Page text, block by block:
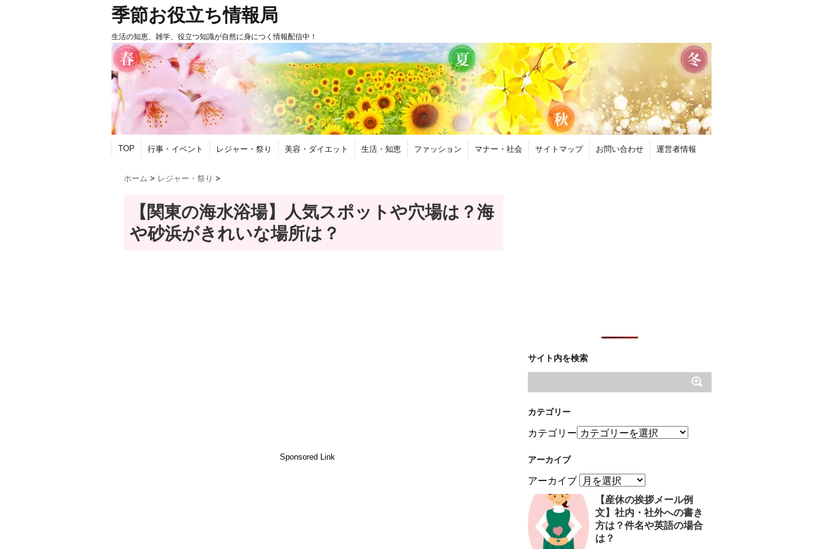
季節お役立ち情報局
生活の知恵、雑学、役立つ知識が自然に身につく情報配信中！
TOP 行事・イベント レジャー・祭り 美容・ダイエット 生活・知恵 ファッション マナー・社会 サイトマップ お問い合わせ 運営者情報
ホーム > レジャー・祭り >
【関東の海水浴場】人気スポットや穴場は？海
や砂浜がきれいな場所は？
Sponsored Link
サイト内を検索
カテゴリー
カテゴリー
アーカイブ
アーカイブ
【産休の挨拶メール例
文】社内・社外への書き
方は？件名や英語の場合
は？